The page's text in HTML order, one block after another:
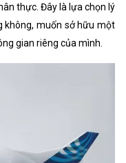
thực. Đây là lựa chọn lý
không, muốn sở hữu một
gian riêng của mình.